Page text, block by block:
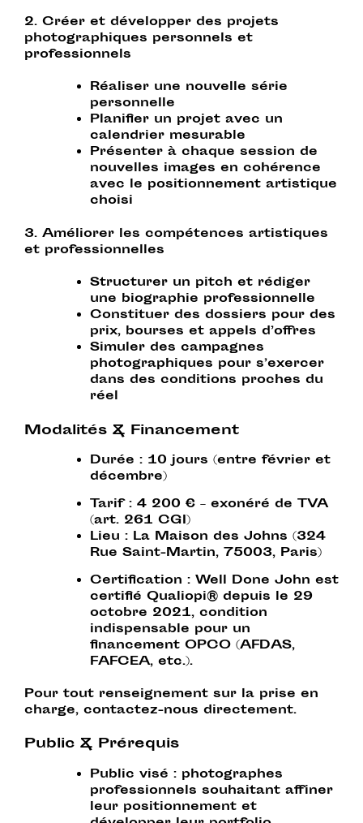
2. Créer et développer des projets
photographiques personnels et
professionnels
Réaliserune nouvelle série
personnelle
Planifierun projet avec un
calendrier mesurable
Présenterà chaque session de
nouvelles images en cohérence
avec le positionnement artistique
choisi
3. Améliorer les compétences artistiques
et professionnelles
Structurer un pitch et rédiger
une biographie professionnelle
Constituer des dossiers pour des
prix, bourses et appels d’offres
Simulerdes campagnes
photographiques pour s’exercer
dans des conditions proches du
réel
Modalités & Financement
Durée : 10 jours (entre février et
décembre)
Tarif: 4 200 € – exonéré de TVA
(art. 261 CGI)
Lieu : La Maison des Johns (324
Rue Saint-Martin, 75003, Paris)
Certification : Well Done John est
certifié Qualiopi®depuis le 29
octobre 2021, condition
indispensable pour un
financement OPCO (AFDAS,
FAFCEA, etc.).
Pour tout renseignement sur la prise en
charge, contactez-nous directement.
Public & Prérequis
Public visé : photographes
professionnels souhaitant affiner
leur positionnement et